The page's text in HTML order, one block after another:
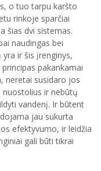
o tuo tarpu karšto
rinkoje sparčiai
šias dvi sistemas.
naudingas bei
ir šis įrenginys,
pakankamai
neretai susidaro jos
nuostolius ir nebūtų
vandenį. Ir būtent
jau sukurta
efektyvumo, ir leidžia
gali būti tikrai